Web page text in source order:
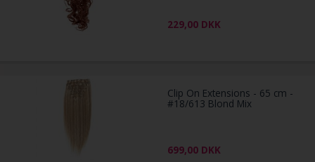
229,00 DKK
Clip On Extensions - 65 cm -
#18/613 Blond Mix
699,00 DKK